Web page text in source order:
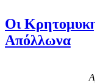
Oι
Απόλλωνα